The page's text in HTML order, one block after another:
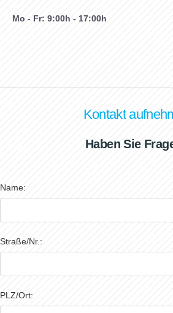
Mo - Fr: 9:00h - 17:00h
Kontakt
Haben Sie
Name:
Straße/Nr.:
PLZ/Ort: